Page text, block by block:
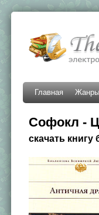
Главная Жанры
Софокл -
скачать книгу